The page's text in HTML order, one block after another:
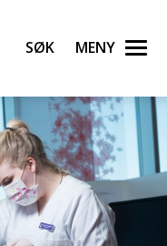
Søk Meny